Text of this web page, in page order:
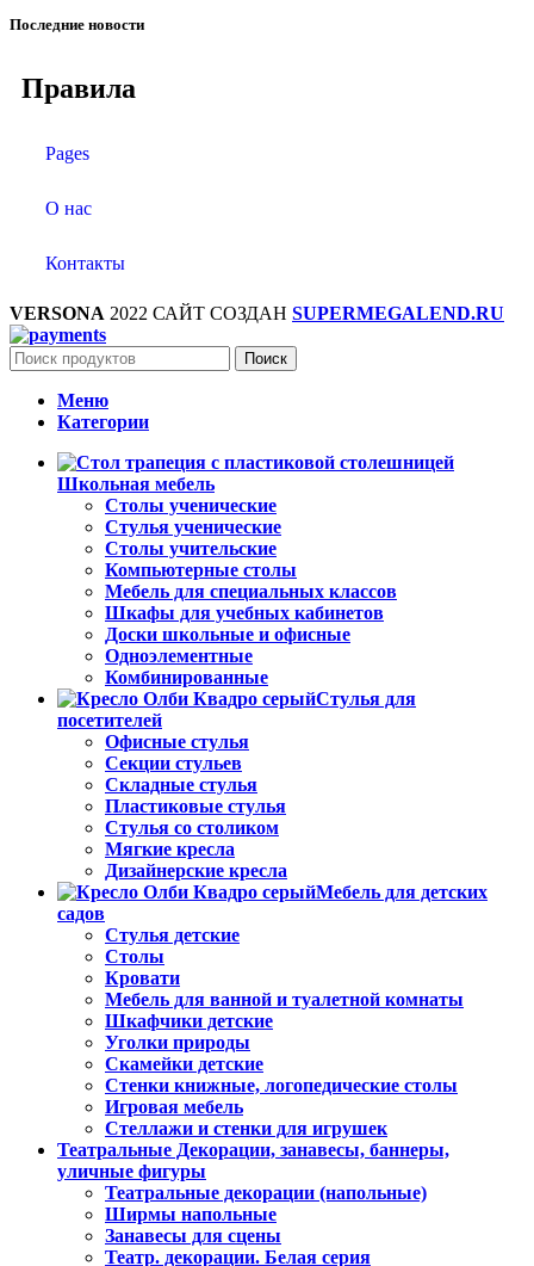
Последние новости
Правила
Pages
О нас
Контакты
VERSONA 2022 САЙТ СОЗДАН SUPERMEGALEND.RU
Поиск
Меню
Категории
Школьная мебель
Столы ученические
Стулья ученические
Столы учительские
Компьютерные столы
Мебель для специальных классов
Шкафы для учебных кабинетов
Доски школьные и офисные
Одноэлементные
Комбинированные
Стулья для
посетителей
Офисные стулья
Секции стульев
Складные стулья
Пластиковые стулья
Стулья со столиком
Мягкие кресла
Дизайнерские кресла
Мебель для детских
садов
Стулья детские
Столы
Кровати
Мебель для ванной и туалетной комнаты
Шкафчики детские
Уголки природы
Скамейки детские
Стенки книжные, логопедические столы
Игровая мебель
Стеллажи и стенки для игрушек
Театральные Декорации, занавесы, баннеры,
уличные фигуры
Театральные декорации (напольные)
Ширмы напольные
Занавесы для сцены
Театр. декорации. Белая серия